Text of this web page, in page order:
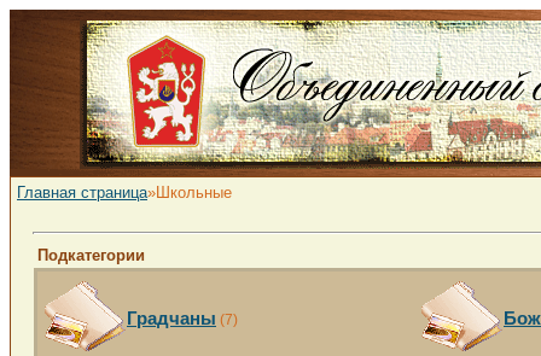
Главная страница»Школьные
Подкатегории
Градчаны (7)